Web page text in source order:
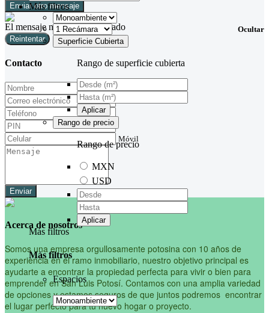
Más filtros
Superficie Cubierta
Rango de superficie cubierta
Aplicar
Rango de precio
Rango de precio
MXN
USD
Aplicar
Ocultar
Más filtros
Más filtros
Espacios
Enviar otro mensaje
El mensaje no pudo ser enviado
Reintentar
Contacto
Móvil
Enviar
Acerca de nosotros
Somos una empresa orgullosamente potosina con 10 años de
experiencia en el ramo inmobiliario, nuestro objetivo principal es
ayudarte a encontrar la propiedad perfecta para vivir o bien para
emprender en San Luis Potosí. Contamos con una amplia variedad
de opciones y estamos seguros de que juntos podremos encontrar
el lugar perfecto para tu nuevo hogar o proyecto.